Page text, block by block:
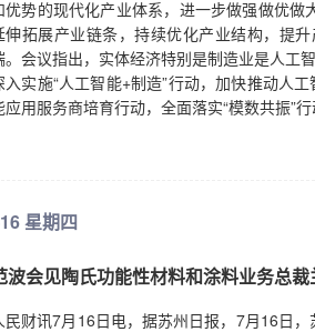
优势的现代化产业体系，进一步做强做优
伸拓展产业链条，持续优化产业结构，提
。会议指出，实体经济特别是制造业是人工
入实施“人工智能+制造”行动，加快推动人
应用服务商培育行动，全面落实“模数共振”
电信网络安全底座，提升网络和数据安全保
争，推动完善数据基础制度体系，持续营造
星期四
波会见陶氏功能性材料和涂料业务总
民财讯7月16日电，据苏州日报，7月16日